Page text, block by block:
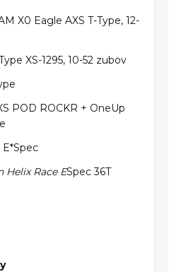
X0 Eagle AXS T-Type, 12-
XS-1295, 10-52 zubov
POD ROCKR + OneUp
E*Spec
Helix Race ESpec 36T